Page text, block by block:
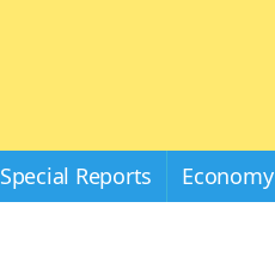
Special Reports Economy